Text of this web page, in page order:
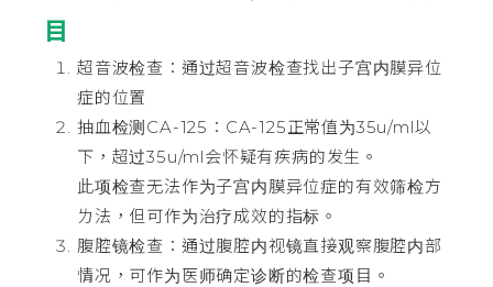
目
超音波检查：通过超音波检查找出子宫内膜异位
症的位置
抽血检测CA-125：CA-125正常值为35u/ml以
下，超过35u/ml会怀疑有疾病的发生。
此项检查无法作为子宫内膜异位症的有效筛检方
ㄌ法，但可作为治疗成效的指标。
腹腔镜检查：通过腹腔内视镜直接观察腹腔内部
情况，可作为医师确定诊断的检查项目。